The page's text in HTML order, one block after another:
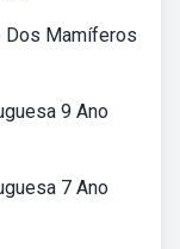
Dos Mamíferos
9 Ano
7 Ano